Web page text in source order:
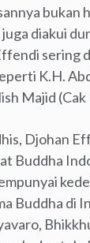
bukan
diakui
sering
K.H.
Majid (Cak
Djohan
Buddha
Buddha di